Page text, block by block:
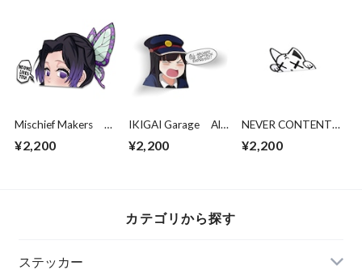
Mischief Makers
No one likes you DS
peeker
¥2,200
IKIGAI Garage All
Aboard The S＊Box
Express Kisscut
¥2,200
NEVER CONTENT
Goast Cat
¥2,200
カテゴリから探す
ステッカー